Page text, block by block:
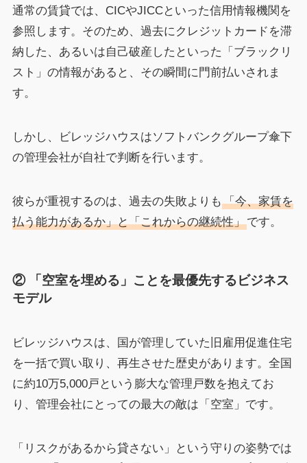
通常の賃貸では、CICやJICCといった信用情報機関を
参照します。そのため、過去にクレジットカードを滞
納した、あるいは自己破産したといった「ブラックリ
スト」の情報があると、その瞬間に門前払いされま
す。
しかし、ビレッジハウスはソフトバンクグループ傘下
の管理会社が自社で判断を行います。
彼らが重視するのは、過去の失敗よりも 「今、家賃を
払う能力があるか」と「これからの継続性」です。
② 「空室を埋める」ことを最優先するビジネス
モデル
ビレッジハウスは、国が管理していた旧雇用促進住宅
を一括で買い取り、再生させた歴史があります。全国
に約10万5,000戸という膨大な管理戸数を抱えてお
り、管理会社にとっての最大の敵は「空室」です。
「リスクがあるから貸さない」という守りの姿勢では